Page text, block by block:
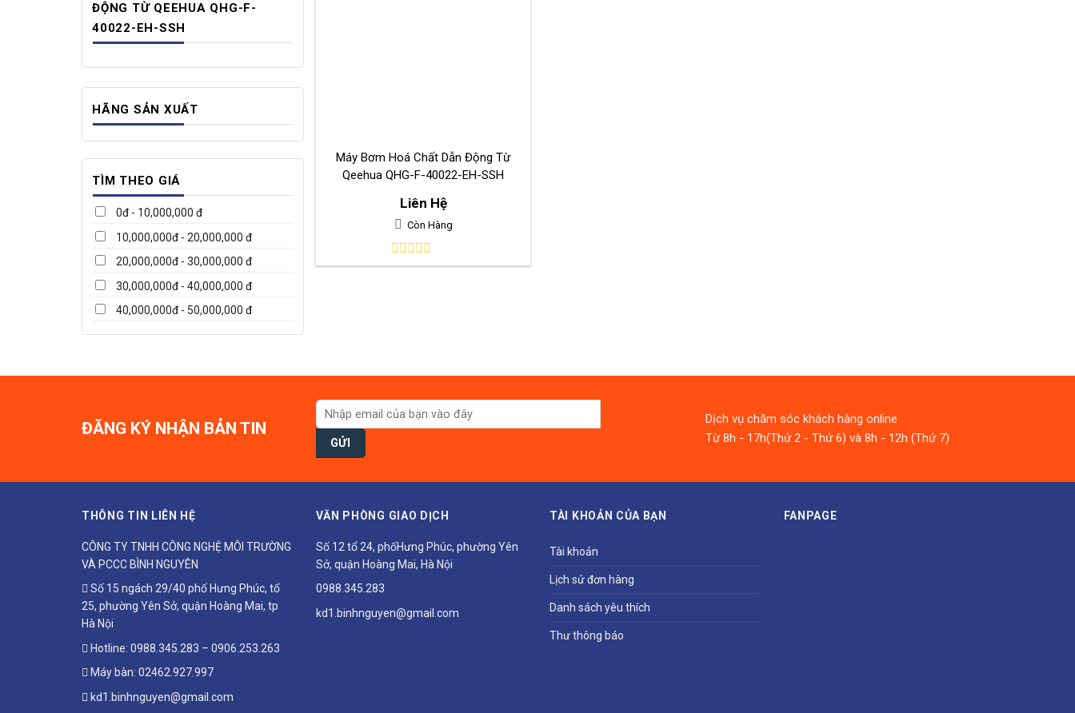
ĐỘNG TỪ QEEHUA QHG-F-
40022-EH-SSH
HÃNG SẢN XUẤT
TÌM THEO GIÁ
0đ - 10,000,000 đ
10,000,000đ - 20,000,000 đ
20,000,000đ - 30,000,000 đ
30,000,000đ - 40,000,000 đ
40,000,000đ - 50,000,000 đ
Máy Bơm Hoá Chất Dẫn Động Từ
Qeehua QHG-F-40022-EH-SSH
Liên Hệ
Còn Hàng
0
ĐĂNG KÝ NHẬN BẢN TIN
Dịch vụ chăm sóc khách hàng online
Từ 8h - 17h(Thứ 2 - Thứ 6) và 8h - 12h (Thứ 7)
THÔNG TIN LIÊN HỆ
CÔNG TY TNHH CÔNG NGHỆ MÔI TRƯỜNG
VÀ PCCC BÌNH NGUYÊN
Số 15 ngách 29/40 phố Hưng Phúc, tổ
25, phường Yên Sở, quận Hoàng Mai, tp
Hà Nội
Hotline: 0988.345.283 – 0906.253.263
Máy bàn: 02462.927.997
kd1.binhnguyen@gmail.com
VĂN PHÒNG GIAO DỊCH
Số 12 tổ 24, phốHưng Phúc, phường Yên
Sở, quận Hoàng Mai, Hà Nội
0988.345.283
kd1.binhnguyen@gmail.com
TÀI KHOẢN CỦA BẠN
Tài khoản
Lịch sử đơn hàng
Danh sách yêu thích
Thư thông báo
FANPAGE